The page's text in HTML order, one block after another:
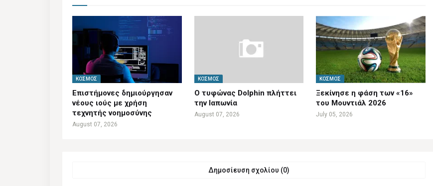
ΚΌΣΜΟΣ
Επιστήμονες δημιούργησαν
νέους ιούς με χρήση
τεχνητής νοημοσύνης
August 07, 2026
ΚΌΣΜΟΣ
Ο τυφώνας Dolphin πλήττει
την Ιαπωνία
August 07, 2026
ΚΌΣΜΟΣ
Ξεκίνησε η φάση των «16»
του Μουντιάλ 2026
July 05, 2026
Δημοσίευση σχολίου (0)